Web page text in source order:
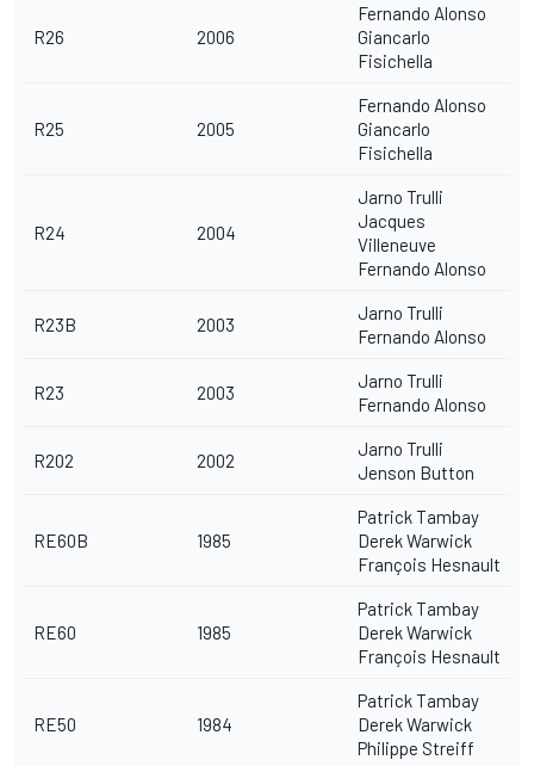
R26 2006
Fernando Alonso
Giancarlo
Fisichella
R25 2005
Fernando Alonso
Giancarlo
Fisichella
R24 2004
Jarno Trulli
Jacques
Villeneuve
Fernando Alonso
R23B 2003
Jarno Trulli
Fernando Alonso
R23 2003
Jarno Trulli
Fernando Alonso
R202 2002
Jarno Trulli
Jenson Button
RE60B 1985
Patrick Tambay
Derek Warwick
François Hesnault
RE60 1985
Patrick Tambay
Derek Warwick
François Hesnault
RE50 1984
Patrick Tambay
Derek Warwick
Philippe Streiff